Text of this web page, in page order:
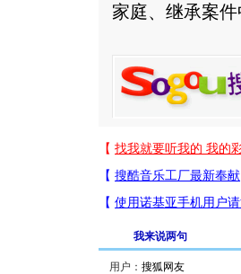
家庭、继承案
我来说两句
用户：